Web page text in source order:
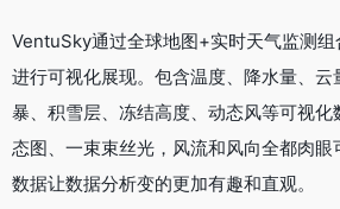
VentuSky通过全球地图+实时天气监测
进行可视化展现。包含温度、降水量、
暴、积雪层、冻结高度、动态风等可视化
态图、一束束丝光，风流和风向全都肉眼
数据让数据分析变的更加有趣和直观。